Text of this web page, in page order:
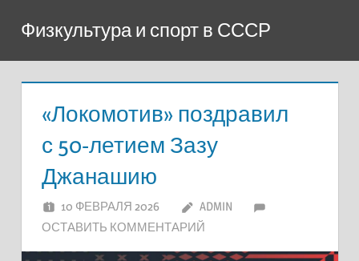
содержимому
Физкультура и спорт в СССР
«Локомотив» поздравил
с 50-летием Зазу
Джанашию
10 ФЕВРАЛЯ 2026
ADMIN
ОСТАВИТЬ КОММЕНТАРИЙ